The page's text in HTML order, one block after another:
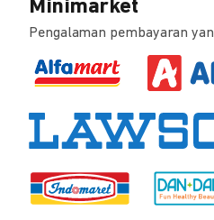
Minimarket
Pengalaman pembayaran